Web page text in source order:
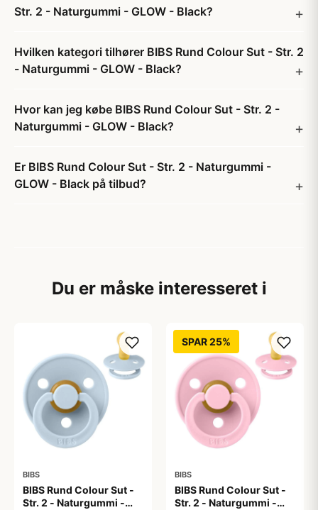
Str. 2 - Naturgummi - GLOW - Black?
Hvilken kategori tilhører BIBS Rund Colour Sut - Str. 2
- Naturgummi - GLOW - Black?
Hvor kan jeg købe BIBS Rund Colour Sut - Str. 2 -
Naturgummi - GLOW - Black?
Er BIBS Rund Colour Sut - Str. 2 - Naturgummi -
GLOW - Black på tilbud?
Du er måske interesseret i
BIBS
BIBS Rund Colour Sut -
Str. 2 - Naturgummi -
SPAR 25%
BIBS
BIBS Rund Colour Sut -
Str. 2 - Naturgummi -